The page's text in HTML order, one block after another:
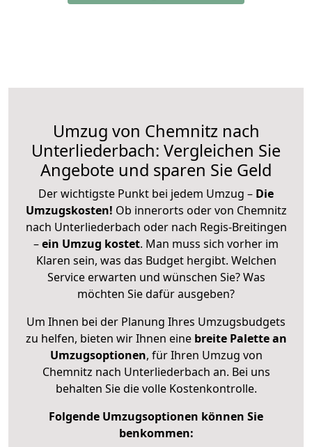
Umzug von Chemnitz nach
Unterliederbach: Vergleichen Sie
Angebote und sparen Sie Geld
Der wichtigste Punkt bei jedem Umzug – Die
Umzugskosten! Ob innerorts oder von Chemnitz
nach Unterliederbach oder nach Regis-Breitingen
–ein Umzug kostet. Man muss sich vorher im
Klaren sein, was das Budget hergibt. Welchen
Service erwarten und wünschen Sie? Was
möchten Sie dafür ausgeben?
Um Ihnen bei der Planung Ihres Umzugsbudgets
zu helfen, bieten wir Ihnen eine breite Palette an
Umzugsoptionen, für Ihren Umzug von
Chemnitz nach Unterliederbach an. Bei uns
behalten Sie die volle Kostenkontrolle.
Folgende Umzugsoptionen können Sie
benkommen: